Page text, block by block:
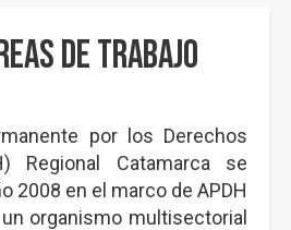
sitio
de trabajo
por los Derechos
Regional Catamarca se
2008 en el marco de APDH
organismo multisectorial